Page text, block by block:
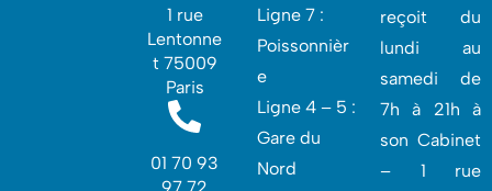
1 rue
Lentonne
t 75009
Paris
01 70 93
Ligne 7 :
Poissonnièr
e
Ligne 4 – 5 :
Gare du
Nord
reçoit du
lundi au
samedi de
7h à 21h à
son Cabinet
– 1 rue